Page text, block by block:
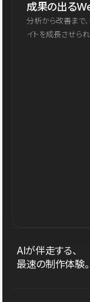
成果の出る
分析から改善まで
イトを成長させられ
AIが伴走する、
最速の制作体験。